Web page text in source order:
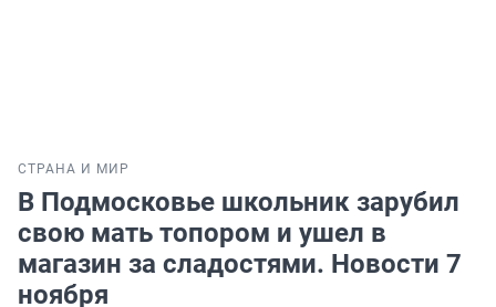
СТРАНА И МИР
В Подмосковье школьник зарубил
свою мать топором и ушел в
магазин за сладостями. Новости 7
ноября